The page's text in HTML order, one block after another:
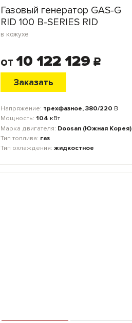
Газовый генератор GAS-G
RID 100 B-SERIES RID
в кожухе
от 10 122 129 c
Заказать
Напряжение: трехфазное, 380/220 В
Мощность:104 кВт
Марка двигателя: Doosan (Южная Корея)
Тип топлива: газ
Тип охлаждения:жидкостное